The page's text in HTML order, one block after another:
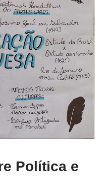
Política e